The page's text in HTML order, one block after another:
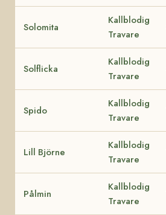
Solomita
Kallblodig
Travare
Solflicka
Kallblodig
Travare
Spido
Kallblodig
Travare
Lill Björne
Kallblodig
Travare
Pålmin
Kallblodig
Travare